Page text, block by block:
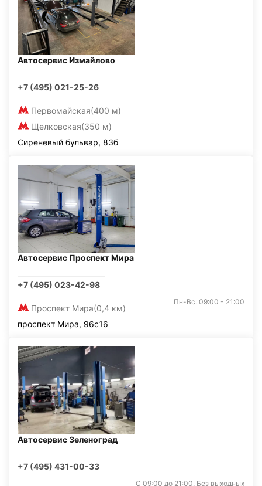
Автосервис Измайлово
+7 (495) 021-25-26
Первомайская(400 м)
Щелковская(350 м)
Сиреневый бульвар, 83б
Автосервис Проспект Мира
+7 (495) 023-42-98
Проспект Мира(0,4 км)
Пн-Вс: 09:00 - 21:00
проспект Мира, 96с16
Автосервис Зеленоград
+7 (495) 431-00-33
С 09:00 до 21:00. Без выходных